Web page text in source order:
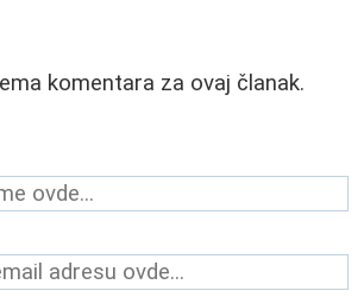
komentara za ovaj članak.